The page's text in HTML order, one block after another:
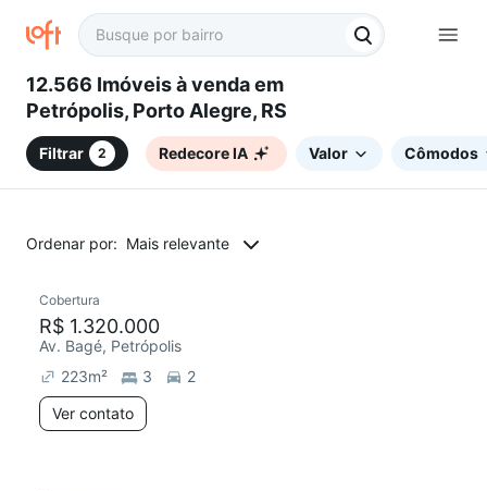
12.566 Imóveis à venda em
Petrópolis, Porto Alegre, RS
Filtrar 2 Redecore IA Valor Cômodos
Ordenar por: Mais relevante
Redecorar
Cobertura
R$ 1.320.000
Av. Bagé, Petrópolis
223m² 3
2
Ver contato